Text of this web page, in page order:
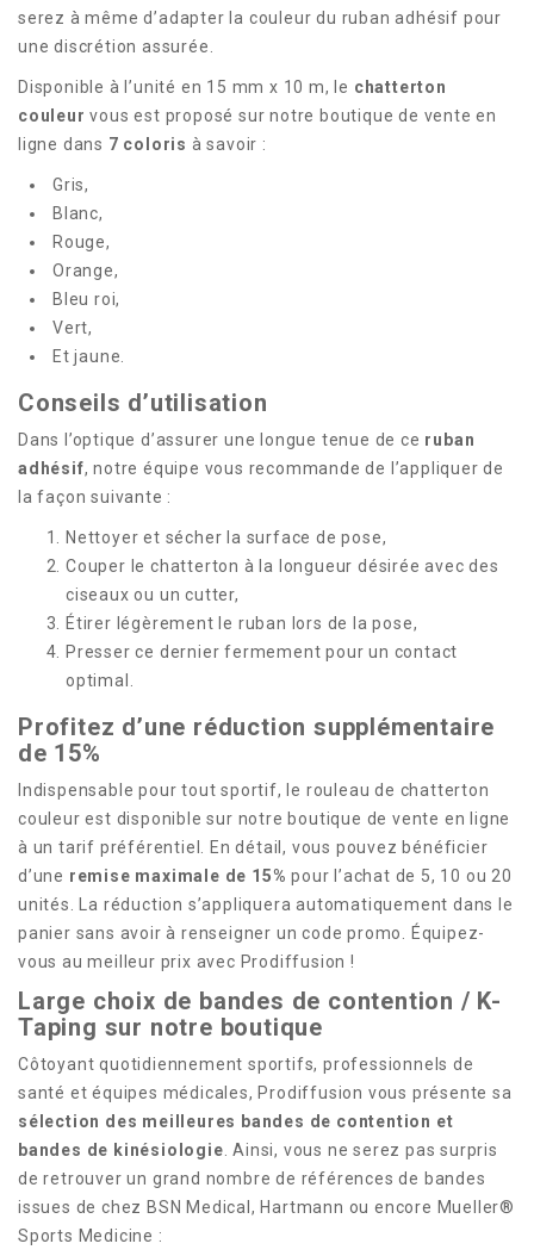
serez à même d’adapter la couleur du ruban adhésif pour
une discrétion assurée.
Disponible à l’unité en 15 mm x 10 m, le chatterton
couleur vous est proposé sur notre boutique de vente en
ligne dans 7 coloris à savoir :
Gris,
Blanc,
Rouge,
Orange,
Bleu roi,
Vert,
Et jaune.
Conseils d’utilisation
Dans l’optique d’assurer une longue tenue de ce ruban
adhésif, notre équipe vous recommande de l’appliquer de
la façon suivante :
Nettoyer et sécher la surface de pose,
Couper le chatterton à la longueur désirée avec des
ciseaux ou un cutter,
Étirer légèrement le ruban lors de la pose,
Presser ce dernier fermement pour un contact
optimal.
Profitez d’une réduction supplémentaire
de 15%
Indispensable pour tout sportif, le rouleau de chatterton
couleur est disponible sur notre boutique de vente en ligne
à un tarif préférentiel. En détail, vous pouvez bénéficier
d’une remise maximale de 15% pour l’achat de 5, 10 ou 20
unités. La réduction s’appliquera automatiquement dans le
panier sans avoir à renseigner un code promo. Équipez-
vous au meilleur prix avec Prodiffusion !
Large choix de bandes de contention / K-
Taping sur notre boutique
Côtoyant quotidiennement sportifs, professionnels de
santé et équipes médicales, Prodiffusion vous présente sa
sélection des meilleures bandes de contention et
bandes de kinésiologie . Ainsi, vous ne serez pas surpris
de retrouver un grand nombre de références de bandes
issues de chez BSN Medical, Hartmann ou encore Mueller®
Sports Medicine :